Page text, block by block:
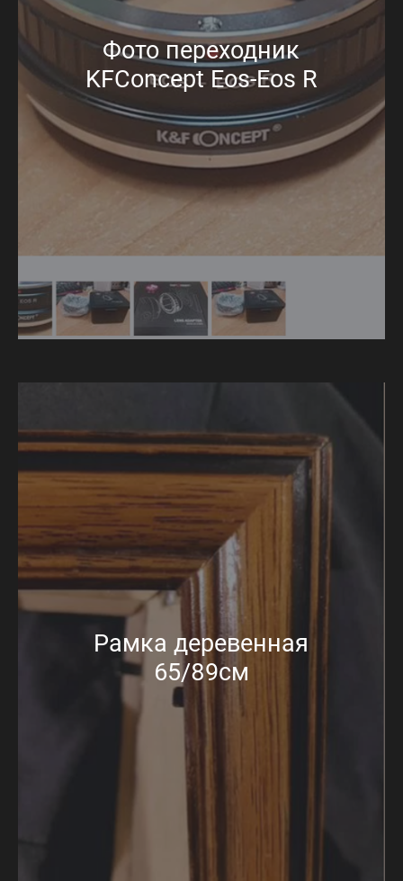
Фото переходник
KFConcept Eos-Eos R
Рамка деревенная
65/89см